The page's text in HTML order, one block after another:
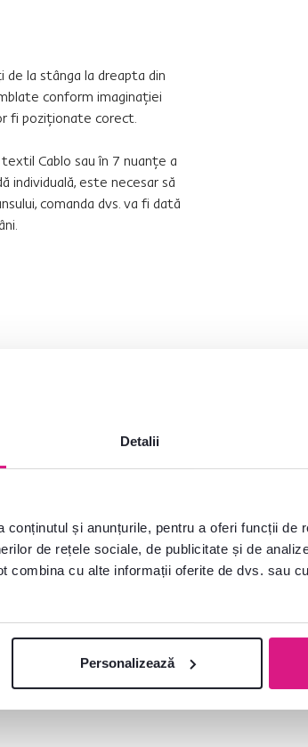
Detalii
conținutul și anunțurile, pentru a oferi funcții de
de rețele sociale, de publicitate și de
combina cu alte informații oferite de dvs. sau
Personalizează
de la stânga la dreapta din
conform imaginaţiei
fi poziţionate corect.
Cablo sau în 7 nuanţe a
individuală, este necesar să
comanda dvs. va fi dată
Deschideți chat-ul